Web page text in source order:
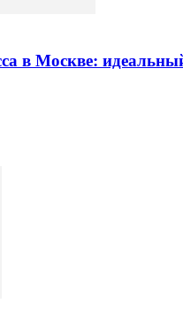
в Москве: